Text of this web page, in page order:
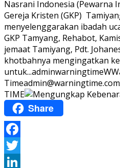
Nasrani Indonesia (Pewarna
Gereja Kristen (GKP)
menyelenggarakan ibadah
GKP Tamyang, Rehabot,
jemaat Tamiyang, Pdt.
khotbahnya mengingatkan
untuk...adminwarningtime
Timeadmin@warningtime.com
TIME
Share
Facebook
Twitter